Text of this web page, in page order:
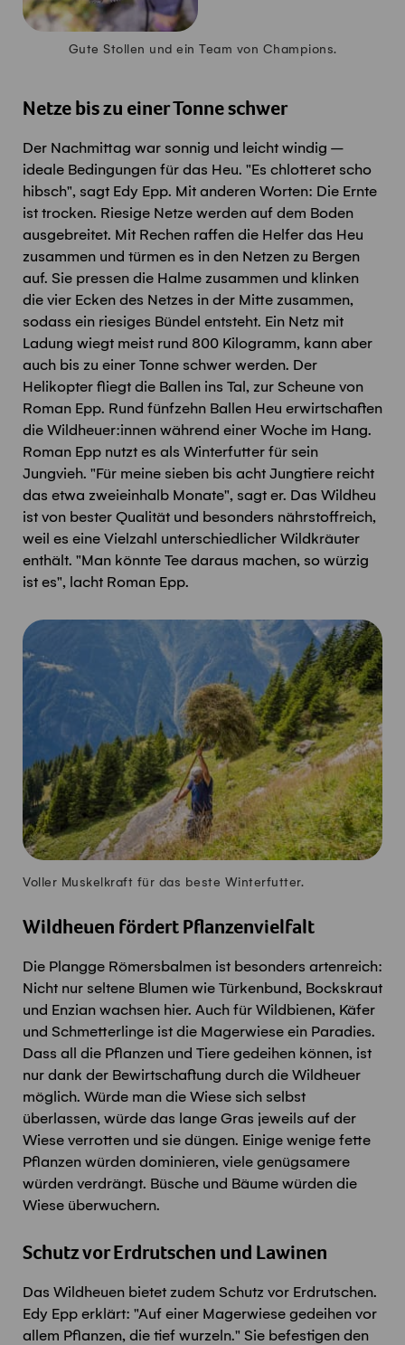
Gute Stollen und ein Team von Champions.
Netze bis zu einer Tonne schwer
Der Nachmittag war sonnig und leicht windig –
ideale Bedingungen für das Heu. "Es chlotteret scho
hibsch", sagt Edy Epp. Mit anderen Worten: Die Ernte
ist trocken. Riesige Netze werden auf dem Boden
ausgebreitet. Mit Rechen raffen die Helfer das Heu
zusammen und türmen es in den Netzen zu Bergen
auf. Sie pressen die Halme zusammen und klinken
die vier Ecken des Netzes in der Mitte zusammen,
sodass ein riesiges Bündel entsteht. Ein Netz mit
Ladung wiegt meist rund 800 Kilogramm, kann aber
auch bis zu einer Tonne schwer werden. Der
Helikopter fliegt die Ballen ins Tal, zur Scheune von
Roman Epp. Rund fünfzehn Ballen Heu erwirtschaften
die Wildheuer:innen während einer Woche im Hang.
Roman Epp nutzt es als Winterfutter für sein
Jungvieh. "Für meine sieben bis acht Jungtiere reicht
das etwa zweieinhalb Monate", sagt er. Das Wildheu
ist von bester Qualität und besonders nährstoffreich,
weil es eine Vielzahl unterschiedlicher Wildkräuter
enthält. "Man könnte Tee daraus machen, so würzig
ist es", lacht Roman Epp.
Voller Muskelkraft für das beste Winterfutter.
Wildheuen fördert Pflanzenvielfalt
Die Plangge Römersbalmen ist besonders artenreich:
Nicht nur seltene Blumen wie Türkenbund, Bockskraut
und Enzian wachsen hier. Auch für Wildbienen, Käfer
und Schmetterlinge ist die Magerwiese ein Paradies.
Dass all die Pflanzen und Tiere gedeihen können, ist
nur dank der Bewirtschaftung durch die Wildheuer
möglich. Würde man die Wiese sich selbst
überlassen, würde das lange Gras jeweils auf der
Wiese verrotten und sie düngen. Einige wenige fette
Pflanzen würden dominieren, viele genügsamere
würden verdrängt. Büsche und Bäume würden die
Wiese überwuchern.
Schutz vor Erdrutschen und Lawinen
Das Wildheuen bietet zudem Schutz vor Erdrutschen.
Edy Epp erklärt: "Auf einer Magerwiese gedeihen vor
allem Pflanzen, die tief wurzeln." Sie befestigen den